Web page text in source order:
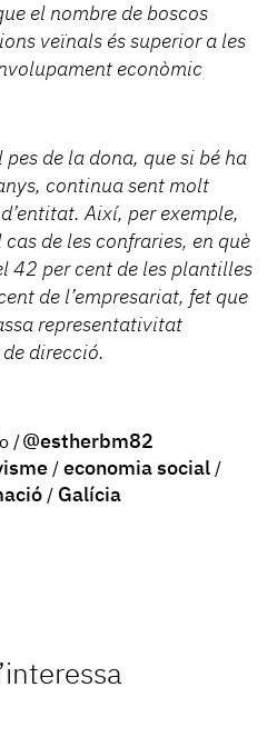
el nombre de boscos
veïnals és superior a les
econòmic
pes de la dona, que si bé ha
continua sent molt
Així, per exemple,
de les confraries, en què
42 per cent de les plantilles
de l’empresariat, fet que
representativitat
direcció.
@estherbm82
economia social
Galícia